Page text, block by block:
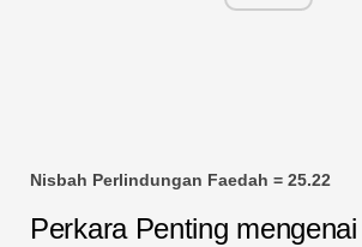
Nisbah Perlindungan Faedah = 25.22
Perkara Penting